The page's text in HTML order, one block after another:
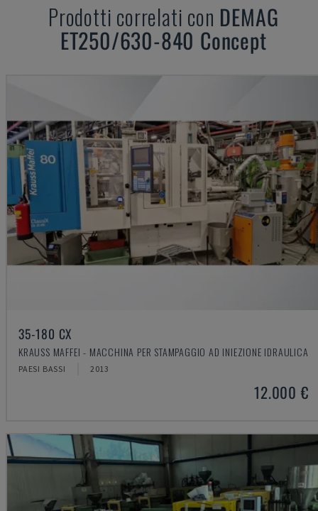
Prodotti correlati con DEMAG
ET250/630-840 Concept
35-180 CX
KRAUSS MAFFEI - MACCHINA PER STAMPAGGIO AD INIEZIONE IDRAULICA
PAESI BASSI 2013
12.000 €